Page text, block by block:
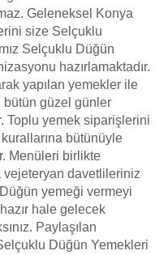
Geleneksel Konya
size Selçuklu
Selçuklu Düğün
hazırlamaktadır.
yapılan yemekler ile
bütün güzel günler
Toplu yemek siparişlerini
bütünüyle
Menüleri birlikte
vejeteryan davetlileriniz
yemeği vermeyi
hale gelecek
Paylaşılan
Düğün Yemekleri